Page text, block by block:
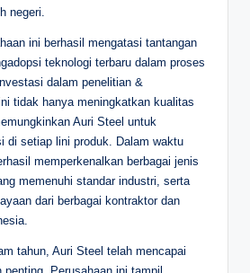
negeri.
ini berhasil mengatasi tantangan
teknologi terbaru dalam proses
dalam penelitian &
tidak hanya meningkatkan kualitas
Auri Steel untuk
di setiap lini produk. Dalam waktu
memperkenalkan berbagai jenis
memenuhi standar industri, serta
dari berbagai kontraktor dan
tahun, Auri Steel telah mencapai